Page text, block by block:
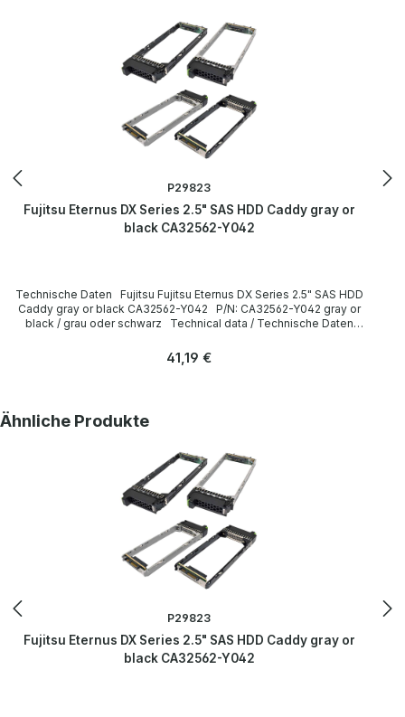
P29823
Fujitsu Eternus DX Series 2.5" SAS HDD Caddy gray or
black CA32562-Y042
Technische Daten Fujitsu Fujitsu Eternus DX Series 2.5" SAS HDD
Caddy gray or black CA32562-Y042 P/N: CA32562-Y042 gray or
black / grau oder schwarz Technical data / Technische Daten
LieferumfangDelivery Contents / Lieferumfang 1 x Fujitsu Eternus
of the manufacturer. Weitere Informationen und Details finden Sie
Regulärer Preis:
41,19 €
Produktgalerie überspringen
Ähnliche Produkte
P29823
Fujitsu Eternus DX Series 2.5" SAS HDD Caddy gray or
black CA32562-Y042